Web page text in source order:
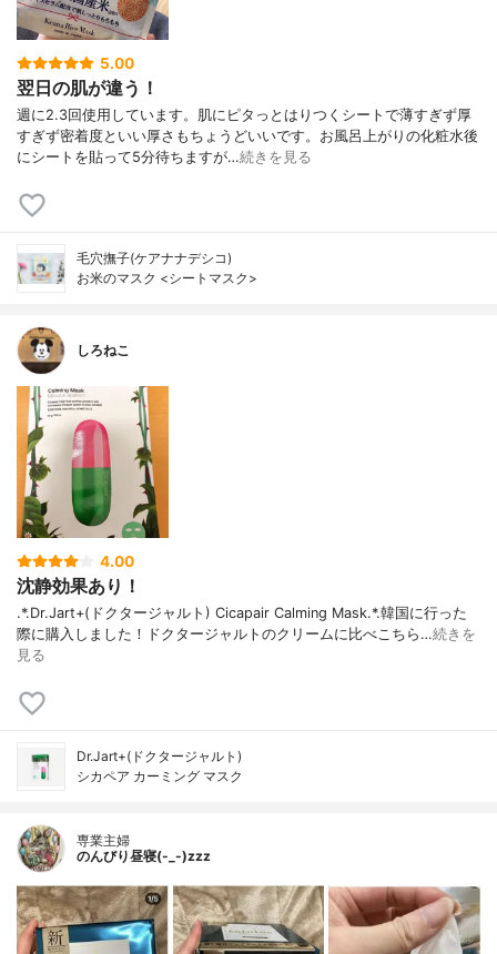
5.00
翌日の肌が違う！
週に2.3回使用しています。肌にピタっとはりつくシートで薄すぎず厚
すぎず密着度といい厚さもちょうどいいです。お風呂上がりの化粧水後
にシートを貼って5分待ちますが…続きを見る
毛穴撫子(ケアナナデシコ)
お米のマスク <シートマスク>
しろねこ
4.00
沈静効果あり！
.*.Dr.Jart+(ドクタージャルト) Cicapair Calming Mask.*.韓国に行った
際に購入しました！ドクタージャルトのクリームに比べこちら…続きを
見る
Dr.Jart+(ドクタージャルト)
シカペア カーミング マスク
専業主婦
のんびり昼寝(-_-)zzz